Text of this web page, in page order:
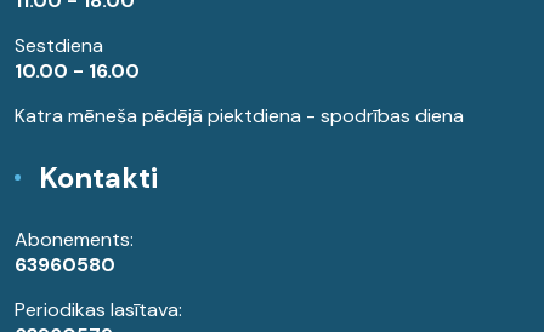
Sestdiena
10.00 - 16.00
Katra mēneša pēdējā piektdiena - spodrības diena
Kontakti
Abonements:
63960580
Periodikas lasītava: